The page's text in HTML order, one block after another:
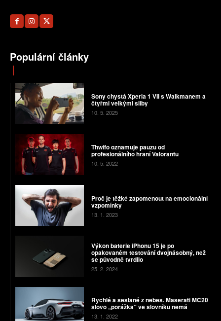
Populární články
Sony chystá Xperia 1 VII s Walkmanem a
čtyřmi velkými sliby
10. 5. 2025
Thwifo oznamuje pauzu od
profesionálního hraní Valorantu
10. 5. 2022
Proč je těžké zapomenout na emocionální
vzpomínky
13. 1. 2023
Výkon baterie iPhonu 15 je po
opakovaném testování dvojnásobný, než
se původně tvrdilo
25. 2. 2024
Rychlé a seslané z nebes. Maserati MC20
slovo „porážka“ ve slovníku nemá
13. 1. 2022